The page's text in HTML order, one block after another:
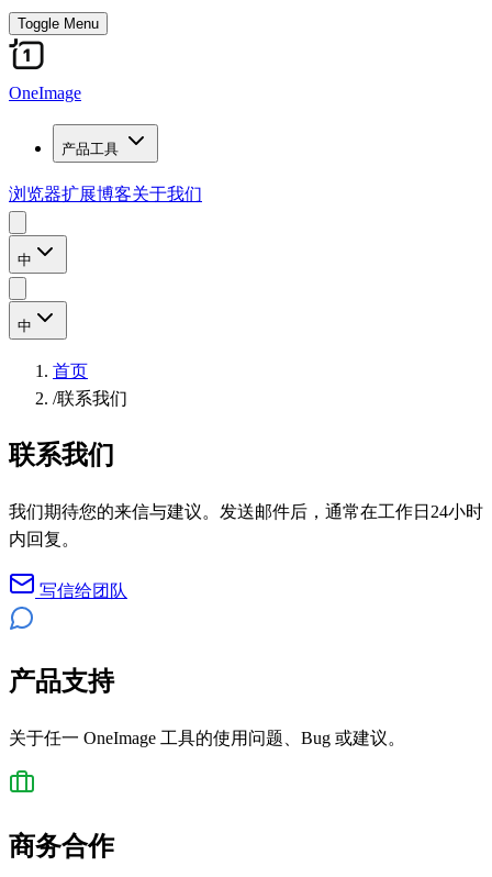
Toggle Menu
OneImage
产品工具
浏览器扩展博客关于我们
中
中
首页
/联系我们
联系我们
我们期待您的来信与建议。发送邮件后，通常在工作日24小时
内回复。
写信给团队
产品支持
关于任一 OneImage 工具的使用问题、Bug 或建议。
商务合作